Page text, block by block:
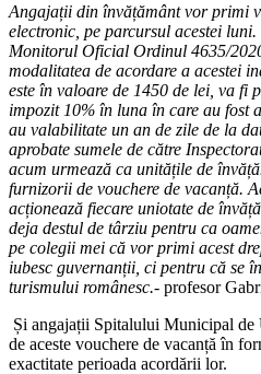
Angajații din învățământ vor primi
electronic, pe parcursul acestei
Monitorul Oficial Ordinul 4635/
modalitatea de acordare a acestei
este în valoare de 1450 de lei, va fi
impozit 10% în luna în care au fost
au valabilitate un an de zile de la
aprobate sumele de către
acum urmează ca unitățile de
furnizorii de vouchere de vacanță.
acționează fiecare uniotate de
deja destul de târziu pentru ca
pe colegii mei că vor primi acest
iubesc guvernanții, ci pentru că se
turismului românesc.- profesor
Și angajații Spitalului Municipal de
de aceste vouchere de vacanță în
exactitate perioada acordării lor.